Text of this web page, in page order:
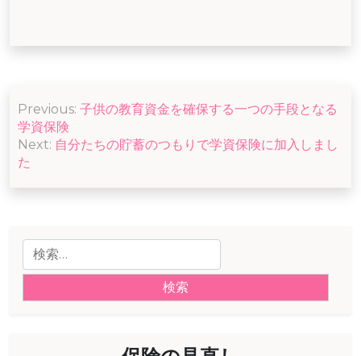
投
稿
ナ
ビ
ョ
ン
Previous: 子供の教育資金を確保する一つの手段となる
学資保険
Next: 自分たちの貯蓄のつもりで学資保険に加入しまし
た
検
索: